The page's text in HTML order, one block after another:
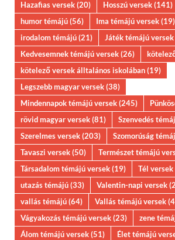
Hazafias versek(20) Hosszú versek(141)
humor témájú(56) Ima témájú versek(19)
irodalom témájú(21) Játék témájú versek
Kedvesemnek témájú versek(26)
kötelező versek álltalános iskolában(19)
Legszebb magyar versek(38)
Mindennapok témájú versek(245)
rövid magyar versek(81) Szenvedés
Szerelmes versek(203) Szomorúság
Tavaszi versek(50) Természet témájú
Társadalom témájú versek(19) Tél versek
utazás témájú(33) Valentin-napi versek
vallás témájú(64) Vallás témájú versek
Vágyakozás témájú versek(23) zene
Álom témájú versek(51) Élet témájú